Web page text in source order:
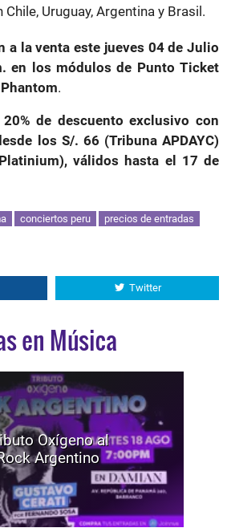
Uruguay, Argentina y Brasil.
a la venta este jueves 04 de Julio
en los módulos de Punto Ticket
.
de descuento exclusivo con
los S/. 66 (Tribuna APDAYC)
válidos hasta el 17 de
conciertos peru precios de entradas
Twitter
en Música
Oxígeno al
Argentino